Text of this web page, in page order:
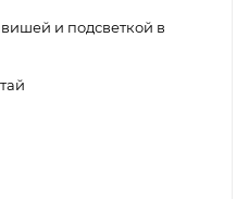
и подсветкой в